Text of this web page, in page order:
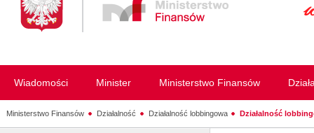
Wiadomości Minister Ministerstwo Finansów
Ministerstwo Finansów Działalność Działalność lobbingowa Działalność